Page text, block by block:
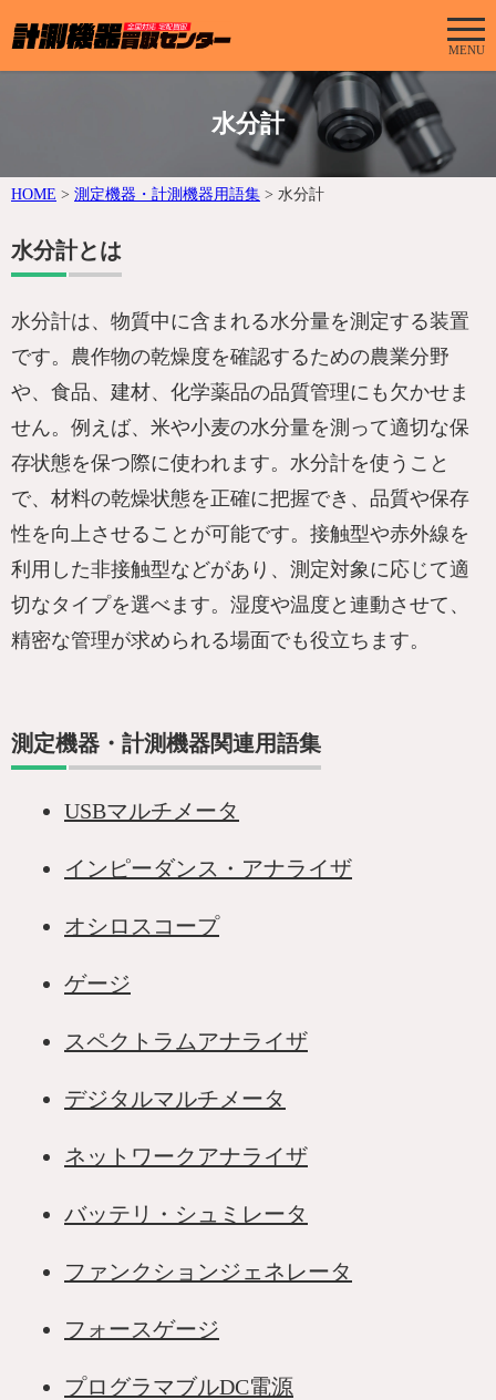
MENU
水分計
HOME > 測定機器・計測機器用語集 > 水分計
水分計とは
水分計は、物質中に含まれる水分量を測定する装置
です。農作物の乾燥度を確認するための農業分野
や、食品、建材、化学薬品の品質管理にも欠かせま
せん。例えば、米や小麦の水分量を測って適切な保
存状態を保つ際に使われます。水分計を使うこと
で、材料の乾燥状態を正確に把握でき、品質や保存
性を向上させることが可能です。接触型や赤外線を
利用した非接触型などがあり、測定対象に応じて適
切なタイプを選べます。湿度や温度と連動させて、
精密な管理が求められる場面でも役立ちます。
測定機器・計測機器関連用語集
USBマルチメータ
インピーダンス・アナライザ
オシロスコープ
ゲージ
スペクトラムアナライザ
デジタルマルチメータ
ネットワークアナライザ
バッテリ・シュミレータ
ファンクションジェネレータ
フォースゲージ
プログラマブルDC電源